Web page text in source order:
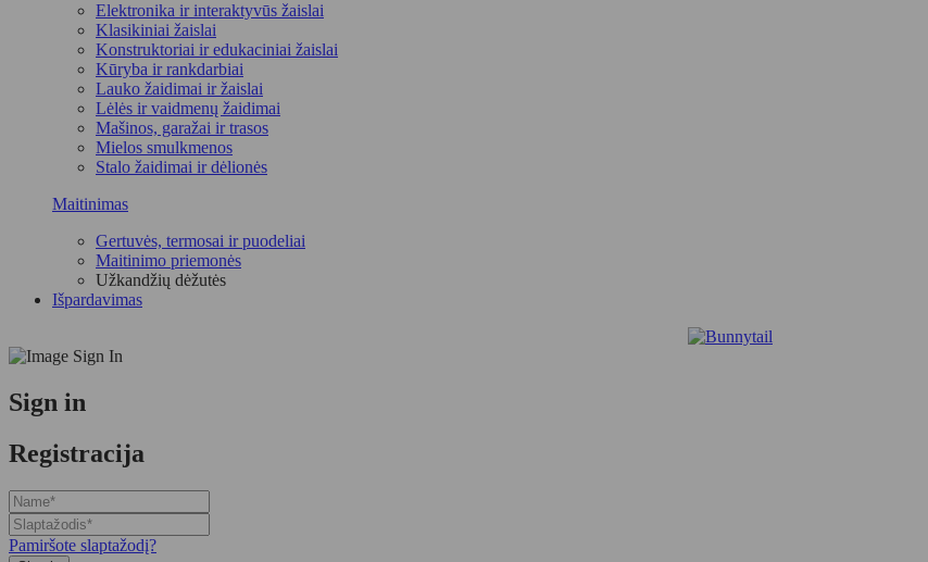
Elektronika ir interaktyvūs žaislai
Klasikiniai žaislai
Konstruktoriai ir edukaciniai žaislai
Kūryba ir rankdarbiai
Lauko žaidimai ir žaislai
Lėlės ir vaidmenų žaidimai
Mašinos, garažai ir trasos
Mielos smulkmenos
Stalo žaidimai ir dėlionės
Maitinimas
Gertuvės, termosai ir puodeliai
Maitinimo priemonės
Užkandžių dėžutės
Išpardavimas
Sign in
Registracija
Pamiršote slaptažodį?